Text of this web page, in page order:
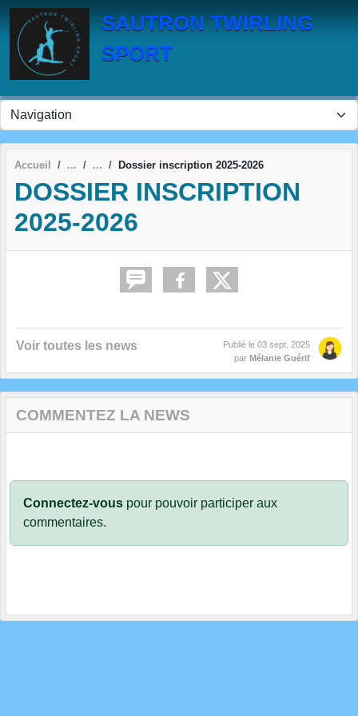
SAUTRON TWIRLING
SPORT
Accueil Dossier inscription 2025-2026
DOSSIER INSCRIPTION
2025-2026
Voir toutes les news Publié le 03 sept. 2025
par Mélanie Guérif
COMMENTEZ LA NEWS
Connectez-vous pour pouvoir participer aux
commentaires.
Panneau de gestion des cookies